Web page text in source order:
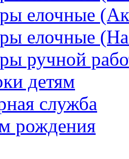
елочные
елочные
ручной
детям
служба
рождения